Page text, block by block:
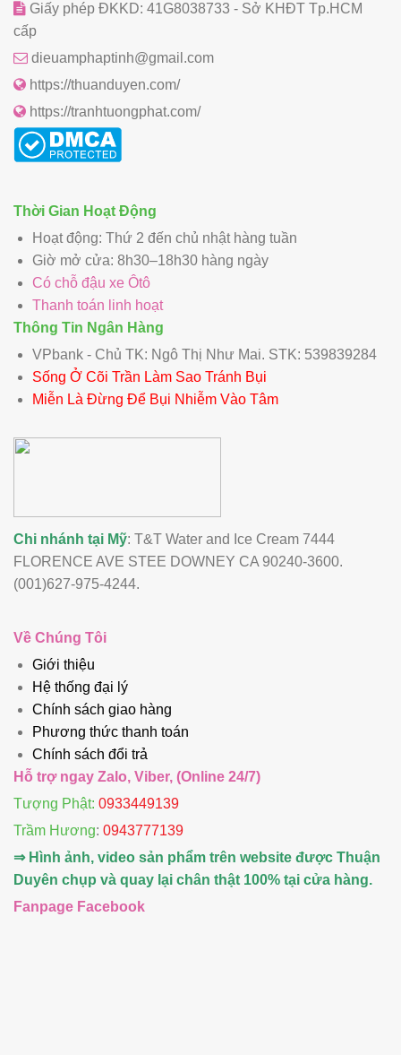
Giấy phép ĐKKD: 41G8038733 - Sở KHĐT Tp.HCM
cấp
dieuamphaptinh@gmail.com
https://thuanduyen.com/
https://tranhtuongphat.com/
Thời Gian Hoạt Động
Hoạt động: Thứ 2 đến chủ nhật hàng tuần
Giờ mở cửa: 8h30–18h30 hàng ngày
Có chỗ đậu xe Ôtô
Thanh toán linh hoạt
Thông Tin Ngân Hàng
VPbank - Chủ TK: Ngô Thị Như Mai. STK: 539839284
Sống Ở Cõi Trần Làm Sao Tránh Bụi
Miễn Là Đừng Để Bụi Nhiễm Vào Tâm
Chi nhánh tại Mỹ: T&T Water and Ice Cream 7444
FLORENCE AVE STEE DOWNEY CA 90240-3600.
(001)627-975-4244.
Về Chúng Tôi
Giới thiệu
Hệ thống đại lý
Chính sách giao hàng
Phương thức thanh toán
Chính sách đổi trả
Hỗ trợ ngay Zalo, Viber, (Online 24/7)
Tượng Phật: 0933449139
Trầm Hương: 0943777139
⇒ Hình ảnh, video sản phẩm trên website được Thuận
Duyên chụp và quay lại chân thật 100% tại cửa hàng.
Fanpage Facebook